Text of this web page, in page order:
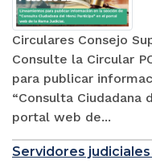
Circulares Consejo
Consulte la Circular
para publicar
“Consulta Ciudadana
portal web de...
Servidores